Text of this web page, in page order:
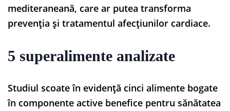
mediteraneană, care ar putea transforma
prevenția și tratamentul afecțiunilor cardiace.
5 superalimente analizate
Studiul scoate în evidență cinci alimente bogate
în componente active benefice pentru sănătatea